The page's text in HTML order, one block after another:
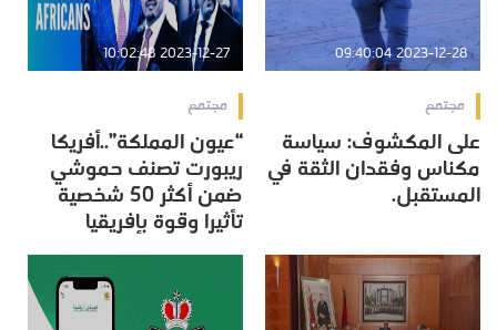
2023-12-28 09:40:04
مجتمع
على المكشوف: سياسة
مكناس وفقدان الثقة في
المستقبل.
2023-12-27 10:02:48
مجتمع
“عيون المملكة”..أفريكا
ريبورت تصنف حموشي
ضمن أكثر 50 شخصية
تأثيرا وقوة بإفريقيا